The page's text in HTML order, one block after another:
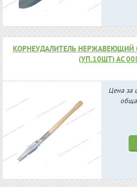
КОРНЕУДАЛИТЕЛЬ НЕРЖАВЕЮЩИЙ
(УП.10ШТ) АС
Цена за